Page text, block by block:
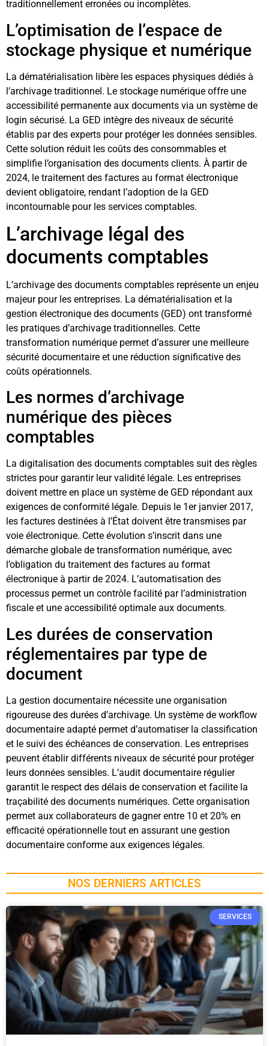
traditionnellement erronées ou incomplètes.
L’optimisation de l’espace de
stockage physique et numérique
La dématérialisation libère les espaces physiques dédiés à
l’archivage traditionnel. Le stockage numérique offre une
accessibilité permanente aux documents via un système de
login sécurisé. La GED intègre des niveaux de sécurité
établis par des experts pour protéger les données sensibles.
Cette solution réduit les coûts des consommables et
simplifie l’organisation des documents clients. À partir de
2024, le traitement des factures au format électronique
devient obligatoire, rendant l’adoption de la GED
incontournable pour les services comptables.
L’archivage légal des
documents comptables
L’archivage des documents comptables représente un enjeu
majeur pour les entreprises. La dématérialisation et la
gestion électronique des documents (GED) ont transformé
les pratiques d’archivage traditionnelles. Cette
transformation numérique permet d’assurer une meilleure
sécurité documentaire et une réduction significative des
coûts opérationnels.
Les normes d’archivage
numérique des pièces
comptables
La digitalisation des documents comptables suit des règles
strictes pour garantir leur validité légale. Les entreprises
doivent mettre en place un système de GED répondant aux
exigences de conformité légale. Depuis le 1er janvier 2017,
les factures destinées à l’État doivent être transmises par
voie électronique. Cette évolution s’inscrit dans une
démarche globale de transformation numérique, avec
l’obligation du traitement des factures au format
électronique à partir de 2024. L’automatisation des
processus permet un contrôle facilité par l’administration
fiscale et une accessibilité optimale aux documents.
Les durées de conservation
réglementaires par type de
document
La gestion documentaire nécessite une organisation
rigoureuse des durées d’archivage. Un système de workflow
documentaire adapté permet d’automatiser la classification
et le suivi des échéances de conservation. Les entreprises
peuvent établir différents niveaux de sécurité pour protéger
leurs données sensibles. L’audit documentaire régulier
garantit le respect des délais de conservation et facilite la
traçabilité des documents numériques. Cette organisation
permet aux collaborateurs de gagner entre 10 et 20% en
efficacité opérationnelle tout en assurant une gestion
documentaire conforme aux exigences légales.
NOS DERNIERS ARTICLES
SERVICES